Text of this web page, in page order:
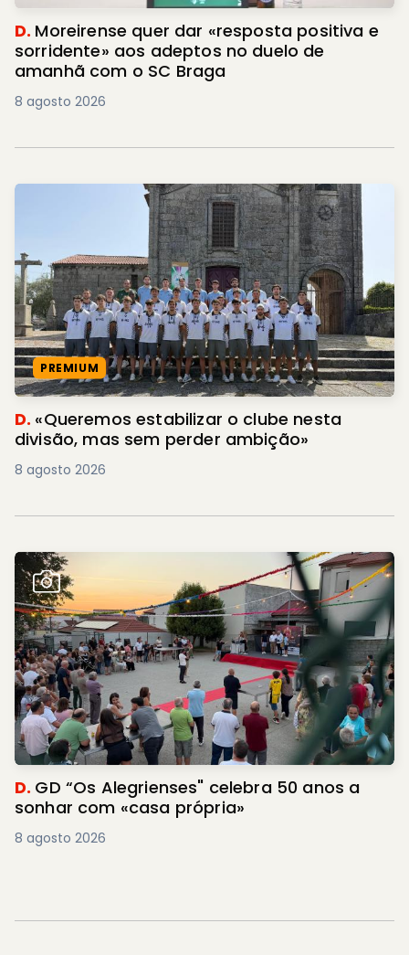
D. Moreirense quer dar «resposta positiva e
sorridente» aos adeptos no duelo de
amanhã com o SC Braga
8 agosto 2026
PREMIUM
D. «Queremos estabilizar o clube nesta
divisão, mas sem perder ambição»
8 agosto 2026
D. GD “Os Alegrienses" celebra 50 anos a
sonhar com «casa própria»
8 agosto 2026